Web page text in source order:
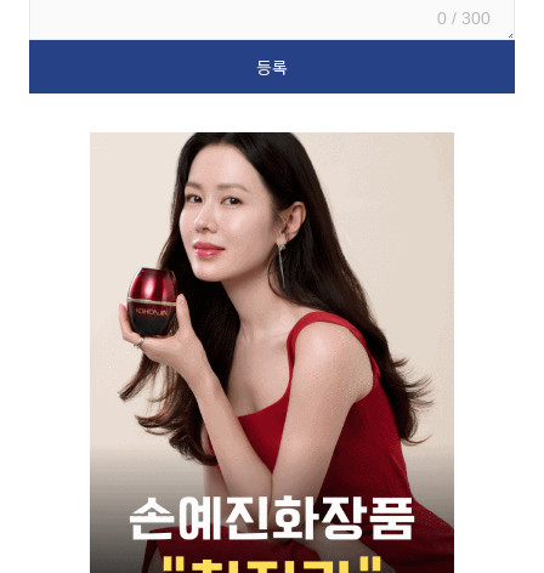
0 / 300